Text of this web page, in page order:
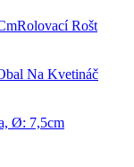
Rolovací Rošt
Na Kvetináč
Ø: 7,5cm